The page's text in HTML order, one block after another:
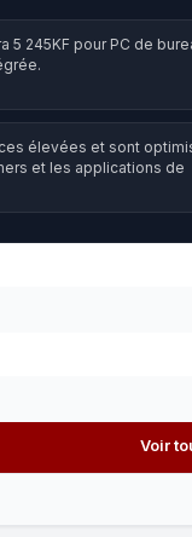
5 245KF pour PC de
élevées et sont
et les applications de
Voir